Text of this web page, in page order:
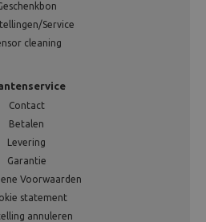
Service
cleaning
Contact
Betalen
Levering
Garantie
Voorwaarden
statement
annuleren